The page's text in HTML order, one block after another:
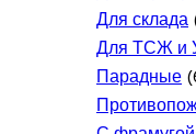
Для склада
Для ТСЖ и
Парадные